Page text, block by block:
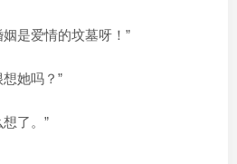
是爱情的坟墓呀！”
她吗？”
了。”